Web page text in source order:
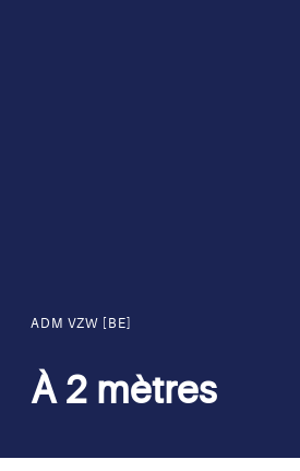
ADM VZW [BE]
À 2 mètres